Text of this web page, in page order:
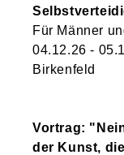
Für Männer
04.12.26 -
Birkenfeld
Vortrag:
der Kunst,